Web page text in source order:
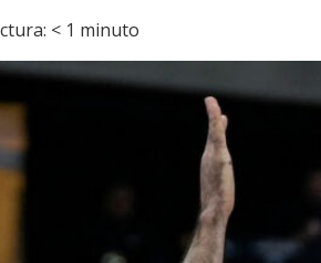
< 1 minuto